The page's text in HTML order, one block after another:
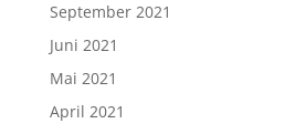
September 2021
Juni 2021
Mai 2021
April 2021